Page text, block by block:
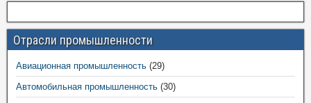
Отрасли промышленности
Авиационная промышленность (29)
Автомобильная промышленность (30)